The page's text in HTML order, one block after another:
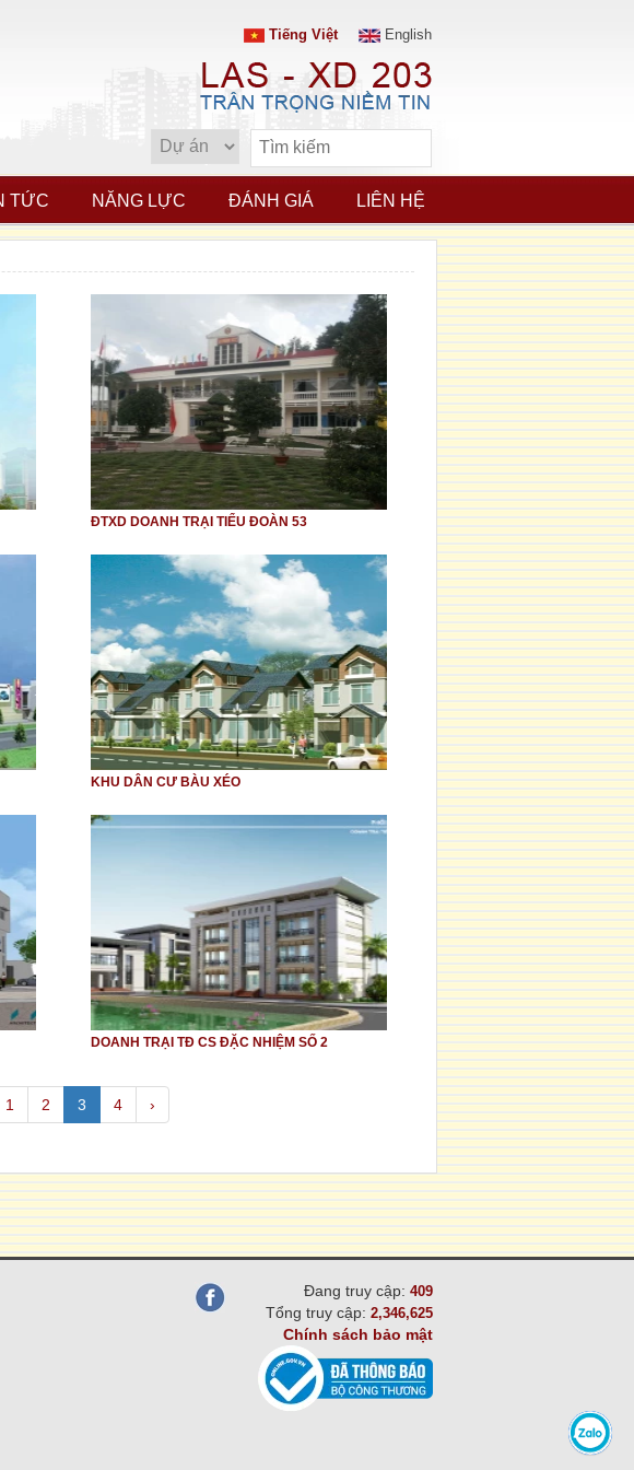
Tiếng Việt English
TỨC NĂNG LỰC ĐÁNH GIÁ LIÊN HỆ
ĐTXD DOANH TRẠI TIỂU ĐOÀN 53
KHU DÂN CƯ BÀU XÉO
DOANH TRẠI TĐ CS ĐẶC NHIỆM SỐ 2
1 2 3 4 ›
Đang truy cập: 409
Tổng truy cập: 2,346,625
Chính sách bảo mật